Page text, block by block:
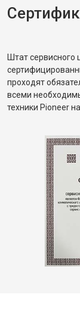
Штат сервисного
проходят
всеми
техники Pioneer